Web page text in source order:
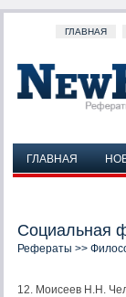
ГЛАВНАЯ
ГЛАВНАЯ
Социальная
Рефераты >>
12. Моисеев Н.Н.